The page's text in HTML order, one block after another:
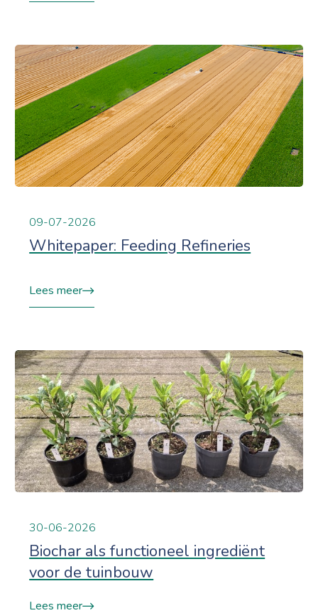
09-07-2026
Whitepaper: Feeding Refineries
Lees meer
30-06-2026
Biochar als functioneel ingrediënt
voor de tuinbouw
Lees meer